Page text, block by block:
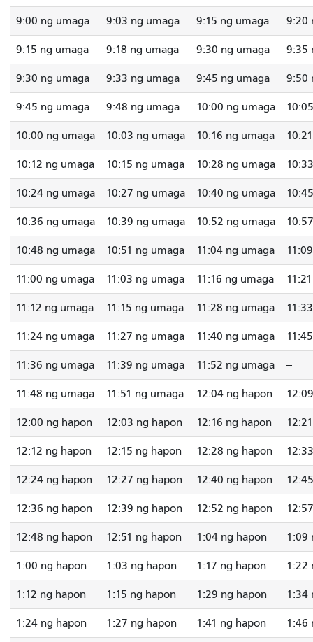
9:00 ng umaga 9:03 ng umaga 9:15 ng umaga 9:20
9:15 ng umaga 9:18 ng umaga 9:30 ng umaga 9:35
9:30 ng umaga 9:33 ng umaga 9:45 ng umaga 9:50
9:45 ng umaga 9:48 ng umaga 10:00 ng umaga
10:00 ng umaga 10:03 ng umaga 10:16 ng umaga
10:12 ng umaga 10:15 ng umaga 10:28 ng umaga
10:24 ng umaga 10:27 ng umaga 10:40 ng umaga
10:36 ng umaga 10:39 ng umaga 10:52 ng umaga
10:48 ng umaga 10:51 ng umaga 11:04 ng umaga
11:00 ng umaga 11:03 ng umaga 11:16 ng umaga
11:12 ng umaga 11:15 ng umaga 11:28 ng umaga
11:24 ng umaga 11:27 ng umaga 11:40 ng umaga
11:36 ng umaga 11:39 ng umaga 11:52 ng umaga --
11:48 ng umaga 11:51 ng umaga 12:04 ng hapon
12:00 ng hapon 12:03 ng hapon 12:16 ng hapon
12:12 ng hapon 12:15 ng hapon 12:28 ng hapon
12:24 ng hapon 12:27 ng hapon 12:40 ng hapon
12:36 ng hapon 12:39 ng hapon 12:52 ng hapon
12:48 ng hapon 12:51 ng hapon 1:04 ng hapon 1:09
1:00 ng hapon 1:03 ng hapon 1:17 ng hapon 1:22
1:12 ng hapon 1:15 ng hapon 1:29 ng hapon 1:34
1:24 ng hapon 1:27 ng hapon 1:41 ng hapon 1:46